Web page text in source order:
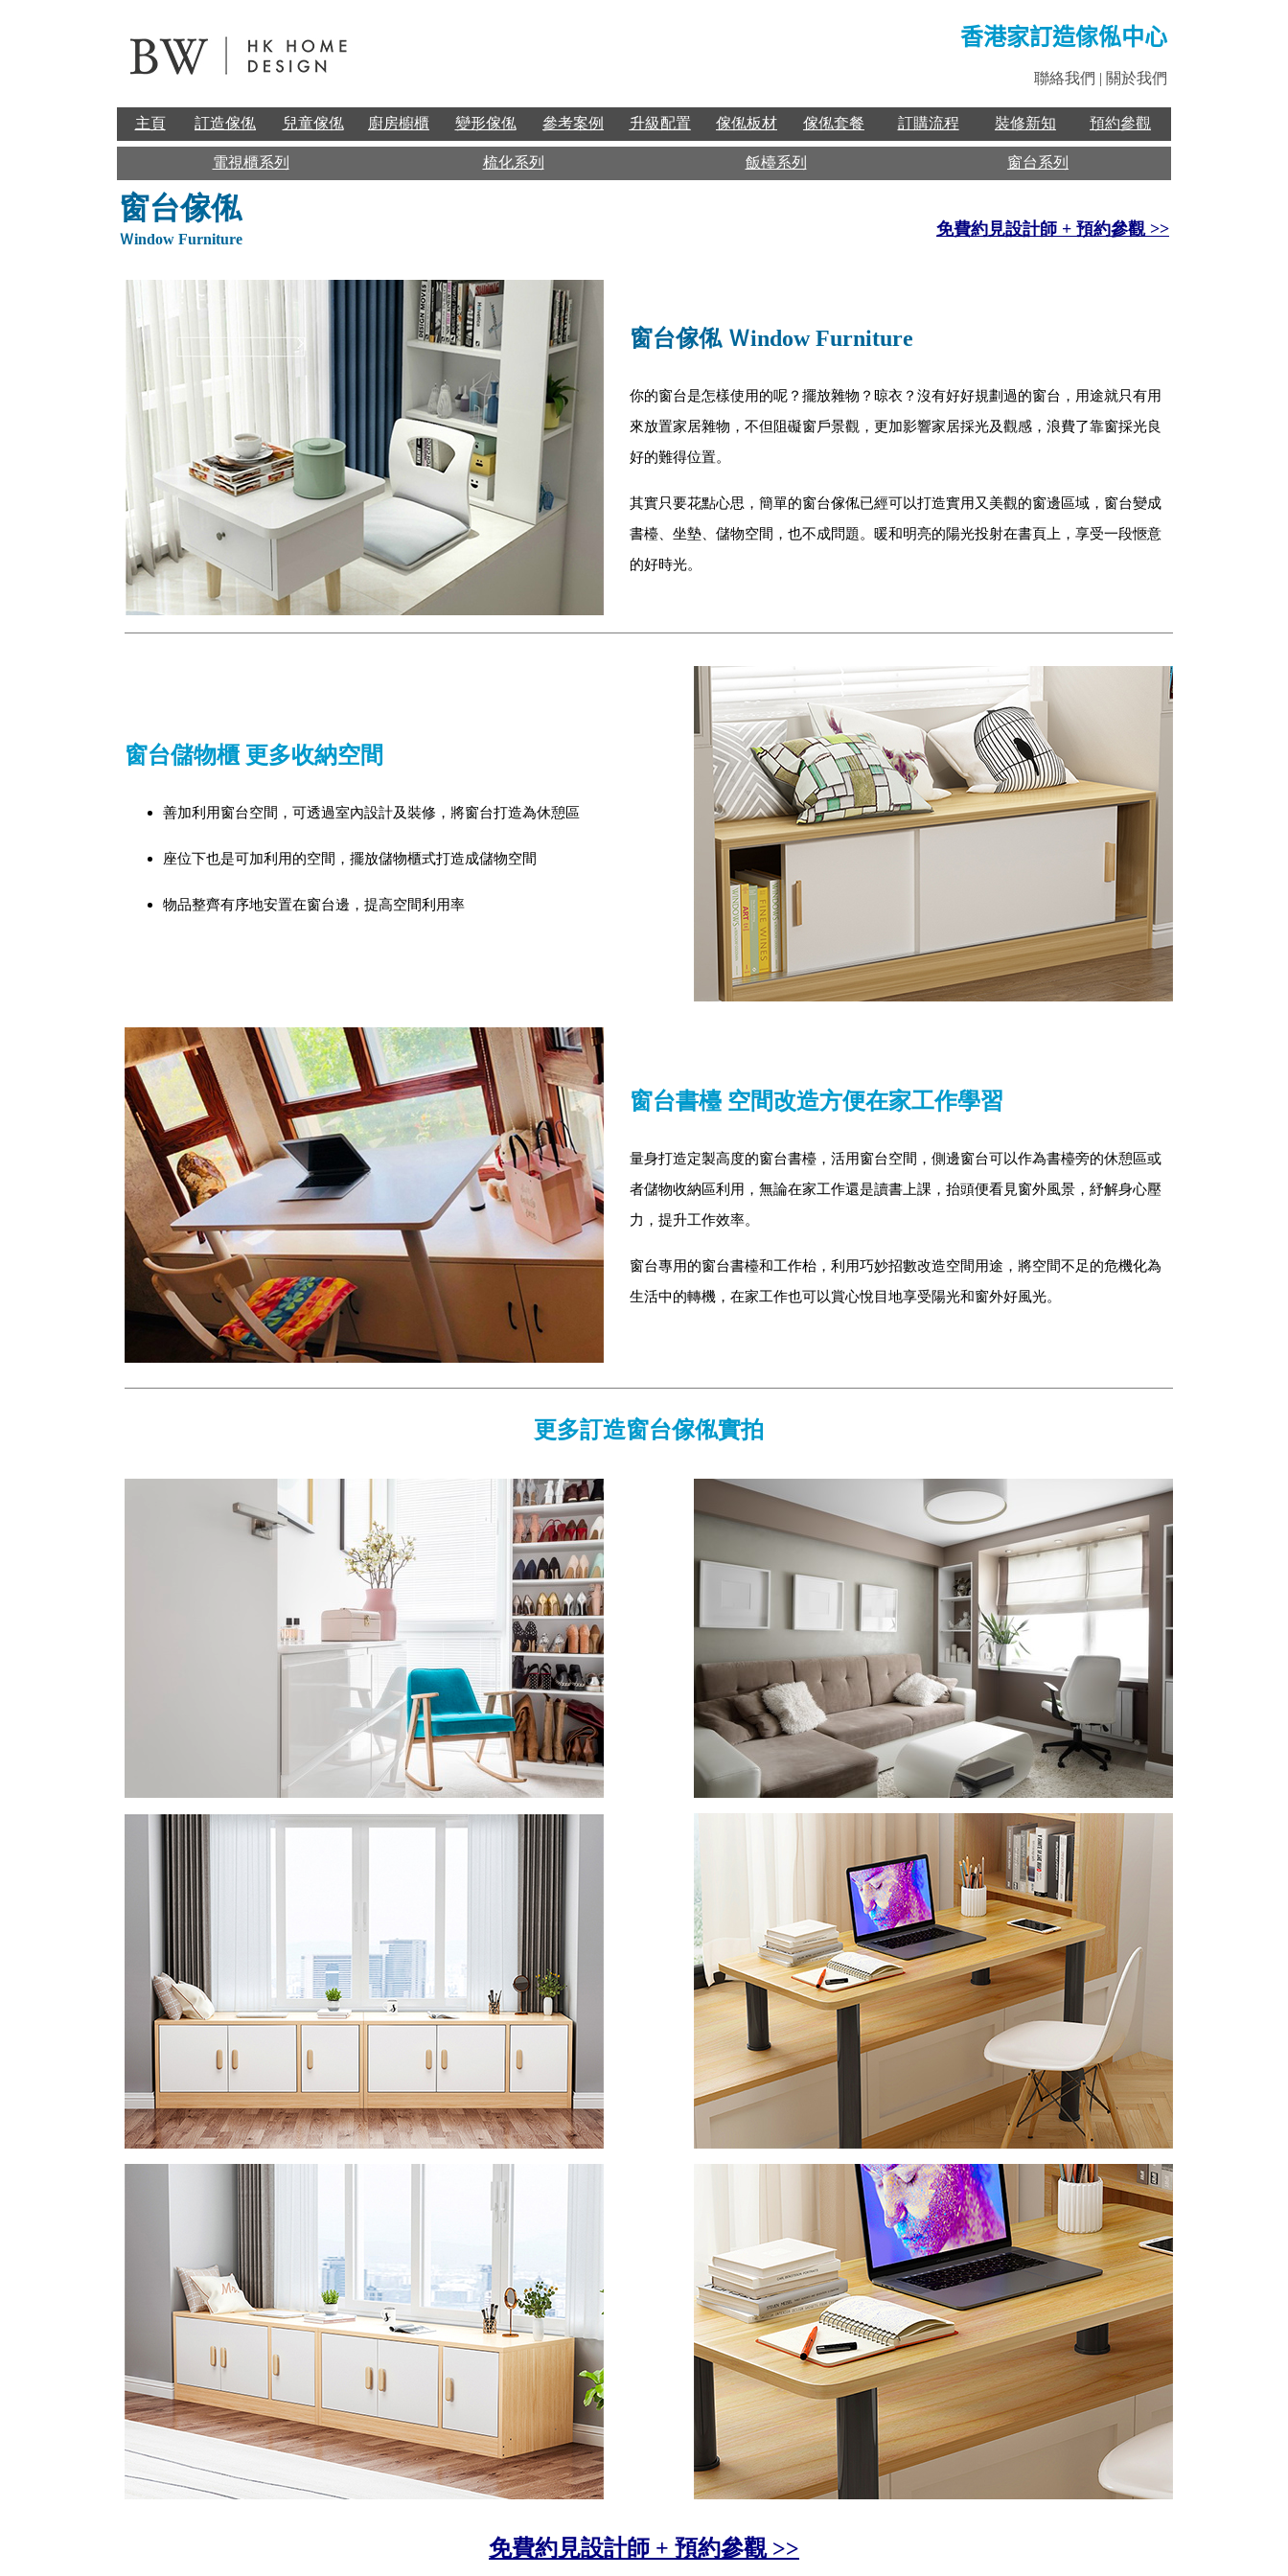
香港家訂造傢俬中心
聯絡我們 | 關於我們
主頁 訂造傢俬 兒童傢俬 廚房櫥櫃 變形傢俬 參考案例 升級配置 傢俬板材 傢俬套餐 訂購流程 裝修新知 預約參觀
電視櫃系列 梳化系列 飯檯系列 窗台系列
窗台傢俬
Ｗindow Furniture
免費約見設計師 + 預約參觀 >>
窗台傢俬 Ｗindow Furniture
你的窗台是怎樣使用的呢？擺放雜物？晾衣？沒有好好規劃過的窗台，用途就只有用
來放置家居雜物，不但阻礙窗戶景觀，更加影響家居採光及觀感，浪費了靠窗採光良
好的難得位置。
其實只要花點心思，簡單的窗台傢俬已經可以打造實用又美觀的窗邊區域，窗台變成
書檯、坐墊、儲物空間，也不成問題。暖和明亮的陽光投射在書頁上，享受一段愜意
的好時光。
窗台儲物櫃 更多收納空間
善加利用窗台空間，可透過室內設計及裝修，將窗台打造為休憩區
座位下也是可加利用的空間，擺放儲物櫃式打造成儲物空間
物品整齊有序地安置在窗台邊，提高空間利用率
窗台書檯 空間改造方便在家工作學習
量身打造定製高度的窗台書檯，活用窗台空間，側邊窗台可以作為書檯旁的休憩區或
者儲物收納區利用，無論在家工作還是讀書上課，抬頭便看見窗外風景，紓解身心壓
力，提升工作效率。
窗台專用的窗台書檯和工作枱，利用巧妙招數改造空間用途，將空間不足的危機化為
生活中的轉機，在家工作也可以賞心悅目地享受陽光和窗外好風光。
更多訂造窗台傢俬實拍
免費約見設計師 + 預約參觀 >>